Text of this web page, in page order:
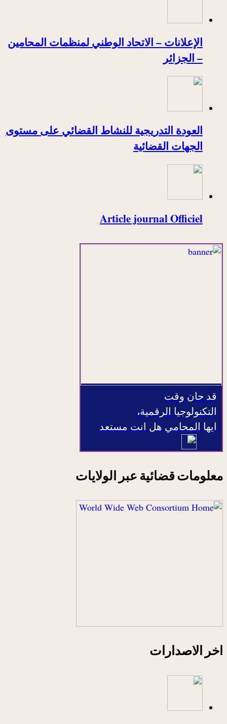
الإعلانات – الاتحاد الوطني لمنظمات المحامين
– الجزائر
العودة التدريجية للنشاط القضائي على مستوى
الجهات القضائية
Article journal Officiel
قد حان وقت
التكنولوجيا الرقمية،
ايها المحامي هل انت مستعد
معلومات قضائية عبر الولايات
اخر الاصدارات